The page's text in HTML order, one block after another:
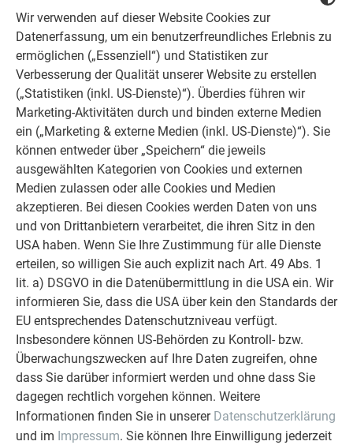
Wir verwenden auf dieser Website Cookies zur
Datenerfassung, um ein benutzerfreundliches Erlebnis zu
ermöglichen („Essenziell“) und Statistiken zur
Verbesserung der Qualität unserer Website zu erstellen
(„Statistiken (inkl. US-Dienste)“). Überdies führen wir
Marketing-Aktivitäten durch und binden externe Medien
ein („Marketing & externe Medien (inkl. US-Dienste)“). Sie
können entweder über „Speichern“ die jeweils
ausgewählten Kategorien von Cookies und externen
Medien zulassen oder alle Cookies und Medien
akzeptieren. Bei diesen Cookies werden Daten von uns
und von Drittanbietern verarbeitet, die ihren Sitz in den
USA haben. Wenn Sie Ihre Zustimmung für alle Dienste
erteilen, so willigen Sie auch explizit nach Art. 49 Abs. 1
lit. a) DSGVO in die Datenübermittlung in die USA ein. Wir
informieren Sie, dass die USA über kein den Standards der
EU entsprechendes Datenschutzniveau verfügt.
Insbesondere können US-Behörden zu Kontroll- bzw.
Überwachungszwecken auf Ihre Daten zugreifen, ohne
dass Sie darüber informiert werden und ohne dass Sie
dagegen rechtlich vorgehen können. Weitere
Informationen finden Sie in unserer Datenschutzerklärung
und im Impressum. Sie können Ihre Einwilligung jederzeit
Maße in mm